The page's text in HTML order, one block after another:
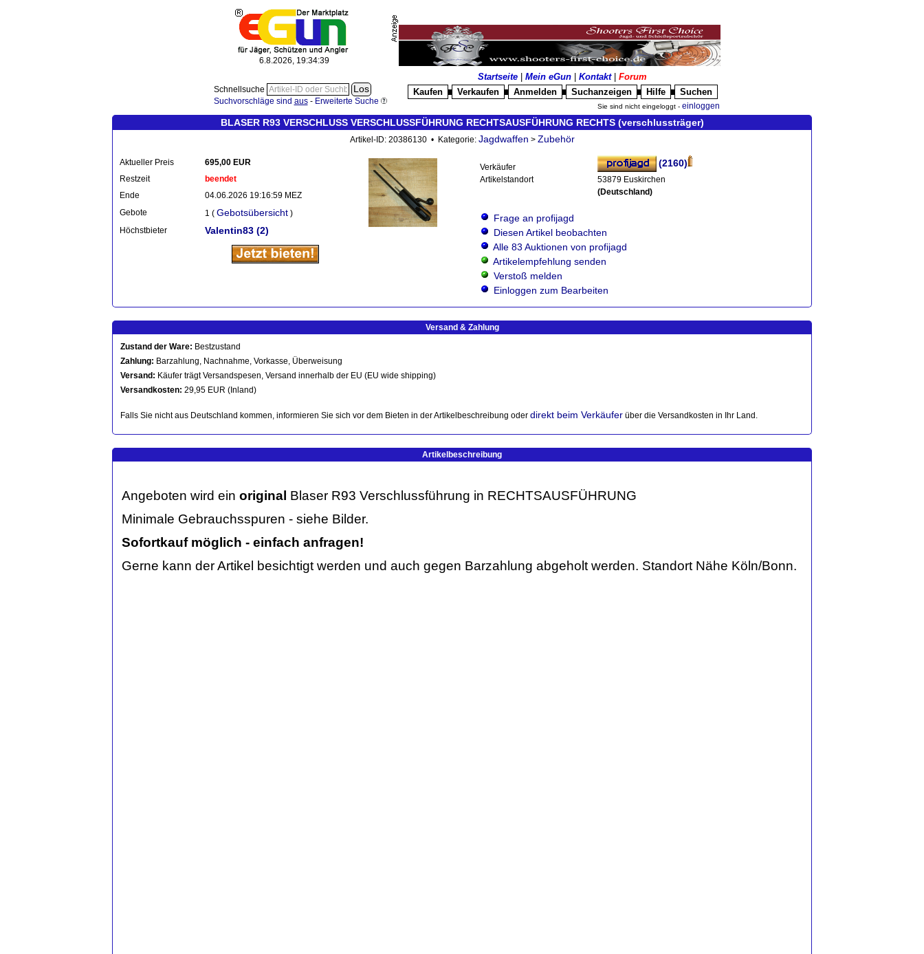
6.8.2026, 19:34:40
Schnellsuche
Suchvorschläge sind aus- Erweiterte Suche
Startseite Mein eGun Kontakt| Forum
Kaufen
Verkaufen Anmelden Suchanzeigen Hilfe Suchen
Sie sind nicht eingeloggt - einloggen
BLASER R93 VERSCHLUSS VERSCHLUSSFÜHRUNG RECHTSAUSFÜHRUNG RECHTS (verschlussträger)
Artikel-ID: 20386130 • Kategorie: Jagdwaffen > Zubehör
Aktueller Preis
695,00 EUR
Restzeit
beendet
Ende
04.06.2026 19:16:59 MEZ
Gebote
1 ( Gebotsübersicht )
Höchstbieter
Valentin83 (2)
Verkäufer (2160)
Artikelstandort
53879 Euskirchen
(Deutschland)
Frage an profijagd
Diesen Artikel beobachten
Alle 83 Auktionen von profijagd
Artikelempfehlung senden
Verstoß melden
Einloggen zum Bearbeiten
Versand & Zahlung
Zustand der Ware: Bestzustand
Zahlung: Barzahlung, Nachnahme, Vorkasse, Überweisung
Versand: Käufer trägt Versandspesen, Versand innerhalb der EU (EU wide shipping)
Versandkosten: 29,95 EUR (Inland)
Falls Sie nicht aus Deutschland kommen, informieren Sie sich vor dem Bieten in der Artikelbeschreibung oder direkt beim Verkäufer über die Versandkosten in Ihr Land.
Artikelbeschreibung
Angeboten wird ein original Blaser R93 Verschlussführung in RECHTSAUSFÜHRUNG
Minimale Gebrauchsspuren - siehe Bilder.
Sofortkauf möglich - einfach anfragen!
Gerne kann der Artikel besichtigt werden und auch gegen Barzahlung abgeholt werden. Standort Nähe Köln/Bonn.